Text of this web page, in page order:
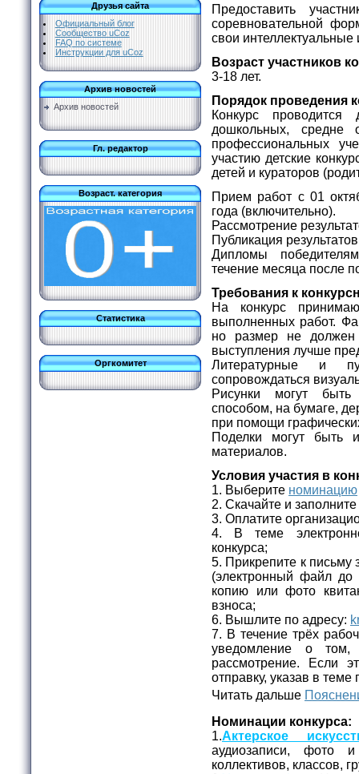
Друзья сайта
Официальный блог
Сообщество uCoz
FAQ по системе
Инструкции для uCoz
Архив новостей
Архив новостей
Гл. редактор
Возраст. категория
Статистика
Оргкомитет
Предоставить
соревновательной
свои интеллектуальные
Возраст участников
3-18 лет.
Порядок проведения
Конкурс
дошкольных, средне
профессиональных
участию детские
детей и кураторов
Прием работ с 01
года (включительно).
Рассмотрение
Публикация
Дипломы
течение месяца после
Требования к
На конкурс
выполненных работ.
но размер не
выступления лучше
Литературные и
сопровождаться
Рисунки могут
способом, на бумаге,
при помощи
Поделки могут быть
материалов.
Условия участия в
1. Выберите номинацию
2. Скачайте и заполните
3. Оплатите
4. В теме
конкурса;
5. Прикрепите к письму
(электронный файл до
копию или фото
взноса;
6. Вышлите по адресу:
7. В течение трёх
уведомление о
рассмотрение. Если
отправку, указав в
Читать дальше
Номинации конкурса:
1.Актерское
аудиозаписи, фото
коллективов, классов,